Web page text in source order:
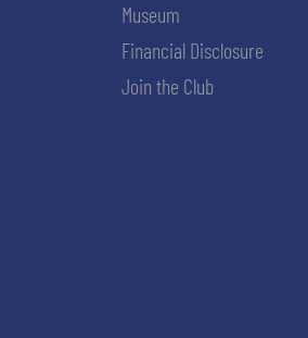
Museum
Financial Disclosure
Join the Club